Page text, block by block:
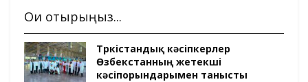
Оқи отырыңыз...
Түркістандық кәсіпкерлер
Өзбекстанның жетекші
кәсіпорындарымен танысты